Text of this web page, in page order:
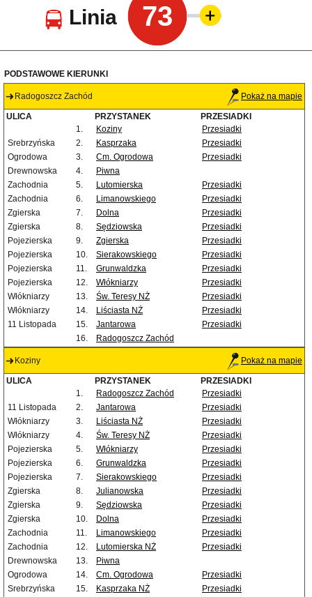
Linia 73
PODSTAWOWE KIERUNKI
Radogoszcz Zachód Pokaż na mapie
ULICA PRZYSTANEK
PRZESIADKI
1.
Koziny
Przesiadki
Srebrzyńska
2. Kasprzaka
Przesiadki
Ogrodowa
3. Cm. Ogrodowa
Przesiadki
Drewnowska
4.
Piwna
Zachodnia
5. Lutomierska
Przesiadki
Zachodnia
6. Limanowskiego
Przesiadki
Zgierska
7. Dolna
Przesiadki
Zgierska
8. Sędziowska
Przesiadki
Pojezierska
9. Zgierska
Przesiadki
Pojezierska
10. Sierakowskiego
Przesiadki
Pojezierska
11. Grunwaldzka
Przesiadki
Pojezierska
12. Włókniarzy
Przesiadki
Włókniarzy
13. Św. Teresy NŻ
Przesiadki
Włókniarzy
14. Liściasta NŻ
Przesiadki
11 Listopada
15. Jantarowa
Przesiadki
16.
Radogoszcz Zachód
Koziny Pokaż na mapie
ULICA PRZYSTANEK
PRZESIADKI
1.
Radogoszcz Zachód
Przesiadki
11 Listopada
2. Jantarowa
Przesiadki
Włókniarzy
3. Liściasta NŻ
Przesiadki
Włókniarzy
4. Św. Teresy NŻ
Przesiadki
Pojezierska
5. Włókniarzy
Przesiadki
Pojezierska
6. Grunwaldzka
Przesiadki
Pojezierska
7. Sierakowskiego
Przesiadki
Zgierska
8. Julianowska
Przesiadki
Zgierska
9. Sędziowska
Przesiadki
Zgierska
10. Dolna
Przesiadki
Zachodnia
11. Limanowskiego
Przesiadki
Zachodnia
12. Lutomierska NŻ
Przesiadki
Drewnowska
13.
Piwna
Ogrodowa
14. Cm. Ogrodowa
Przesiadki
Srebrzyńska
15. Kasprzaka NŻ Przesiadki